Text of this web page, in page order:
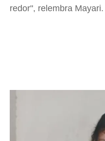
redor", relembra Mayari.